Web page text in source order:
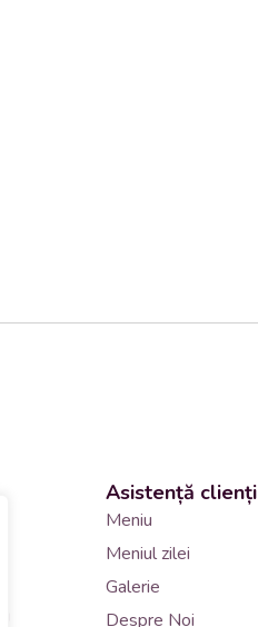
Asistență clienți
Meniu
Meniul zilei
Galerie
Despre Noi